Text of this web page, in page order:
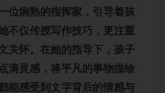
位娴熟的指挥家，引导着孩
不仅传授写作技巧，更注重
关怀。在她的指导下，孩子
滴灵感，将平凡的事物描绘
能感受到文字背后的情感与